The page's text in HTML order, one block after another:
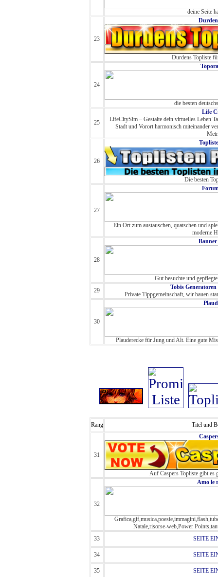
deine Seite
23
Durdens Topliste
24
die besten
25
Life
LifeCitySim – Gestalte dein virtuelles Leben
Stadt und Vorort harmonisch miteinander
26
Die besten
27
Ein Ort zum austauschen, quatschen und
moderne
28
Banner
Gut besuchte und
29
Tobis
Private Tippgemeinschaft, wir bauen
30
Plauderecke für Jung und Alt. Eine gute
Rang Titel und
31
Auf Caspers Topliste gibt es
32
Amo le
Natale,risorse-web,Power
33
SEITE
34 SEITE
35 SEITE